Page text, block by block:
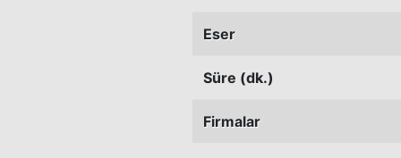
Eser
Süre (dk.)
Firmalar